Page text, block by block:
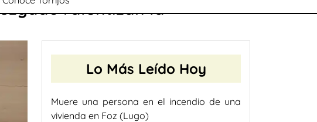
ralentizan la
Lo Más Leído Hoy
Muere una persona en el incendio de una
vivienda en Foz (Lugo)